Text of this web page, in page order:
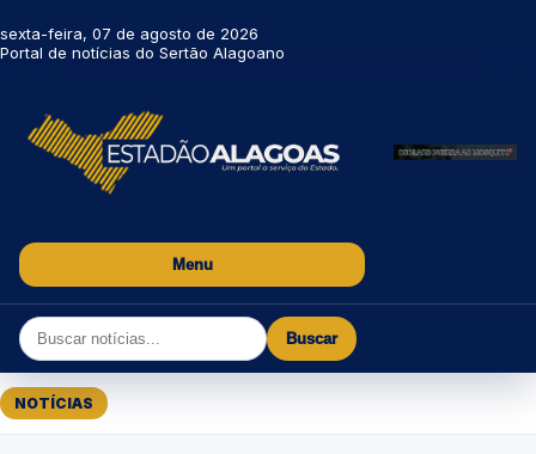
sexta-feira, 07 de agosto de 2026
Portal de notícias do Sertão Alagoano
Menu
Buscar
NOTÍCIAS